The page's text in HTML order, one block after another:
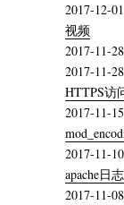
2017-12-
视频
2017-11-
2017-11-
HTTPS访
2017-11-
2017-11-
apache日
2017-11-